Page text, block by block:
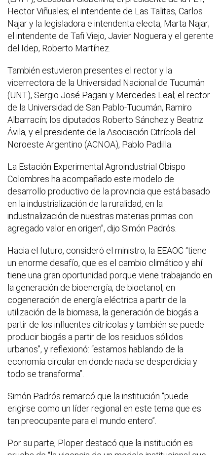
Hector Viñuales; el intendente de Las Talitas, Carlos
Najar y la legisladora e intendenta electa, Marta Najar;
el intendente de Tafi Viejo, Javier Noguera y el gerente
del Idep, Roberto Martínez.
También estuvieron presentes el rector y la
vicerrectora de la Universidad Nacional de Tucumán
(UNT), Sergio José Pagani y Mercedes Leal; el rector
de la Universidad de San Pablo-Tucumán, Ramiro
Albarracín; los diputados Roberto Sánchez y Beatriz
Ávila, y el presidente de la Asociación Citrícola del
Noroeste Argentino (ACNOA), Pablo Padilla.
La Estación Experimental Agroindustrial Obispo
Colombres ha acompañado este modelo de
desarrollo productivo de la provincia que está basado
en la industrialización de la ruralidad, en la
industrialización de nuestras materias primas con
agregado valor en origen”, dijo Simón Padrós.
Hacia el futuro, consideró el ministro, la EEAOC “tiene
un enorme desafío, que es el cambio climático y ahí
tiene una gran oportunidad porque viene trabajando en
la generación de bioenergía, de bioetanol, en
cogeneración de energía eléctrica a partir de la
utilización de la biomasa, la generación de biogás a
partir de los influentes citrícolas y también se puede
producir biogás a partir de los residuos sólidos
urbanos”, y reflexionó: “estamos hablando de la
economía circular en donde nada se desperdicia y
todo se transforma”.
Simón Padrós remarcó que la institución “puede
erigirse como un líder regional en este tema que es
tan preocupante para el mundo entero”.
Por su parte, Ploper destacó que la institución es